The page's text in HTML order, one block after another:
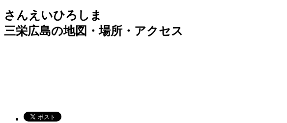
さんえいひろしま
三栄広島の地図・場所・アクセス